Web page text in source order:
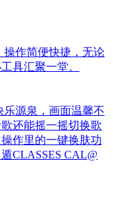
操作简便快捷，无论
具汇聚一堂。
源泉，画面温馨不
还能摇一摇切换歌
作里的一键换肤功
️CLASSES CAL@